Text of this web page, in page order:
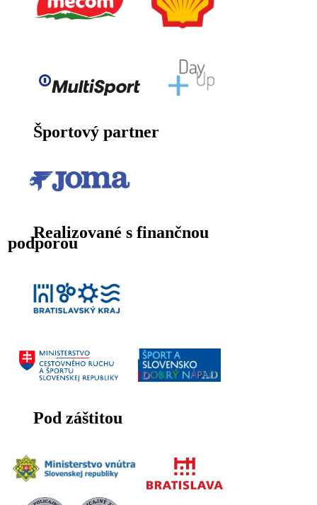
Športový partner
Realizované s finančnou
podporou
Pod záštitou